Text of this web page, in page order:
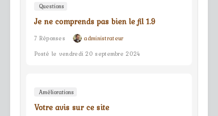
Questions
Je ne comprends pas bien le fil 1.9
7 Réponses
administrateur
Posté le vendredi 20 septembre 2024
Améliorations
Votre avis sur ce site